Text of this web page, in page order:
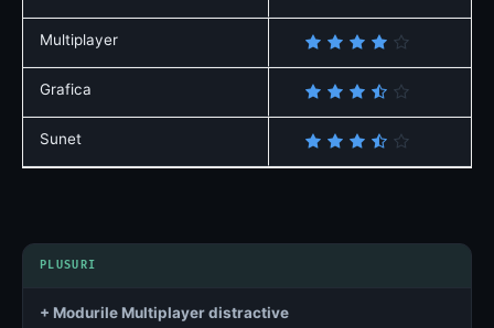
+ Modurile Multiplayer distractive
Multiplayer
Grafica
Sunet